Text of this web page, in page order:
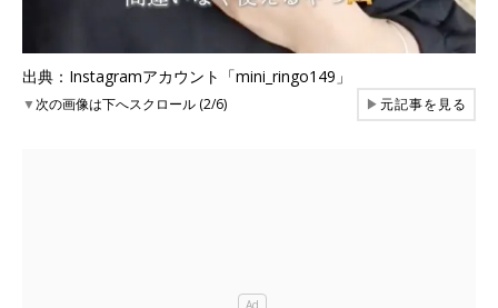
出典：Instagramアカウント「mini_ringo149」
▼次の画像は下へスクロール (2/6) ▶元記事を見る